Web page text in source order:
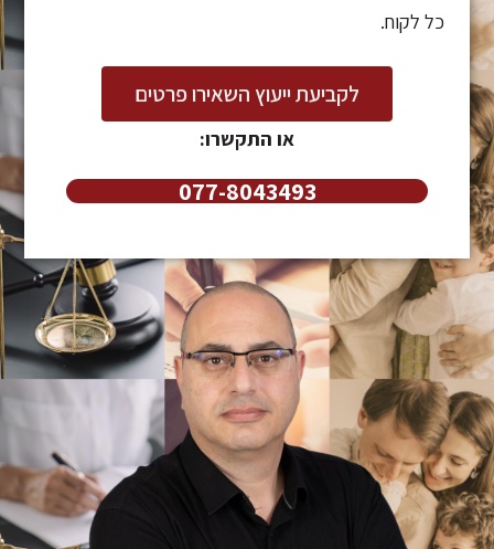
כל לקוח.
לקביעת ייעוץ השאירו פרטים
או התקשרו:
077-8043493